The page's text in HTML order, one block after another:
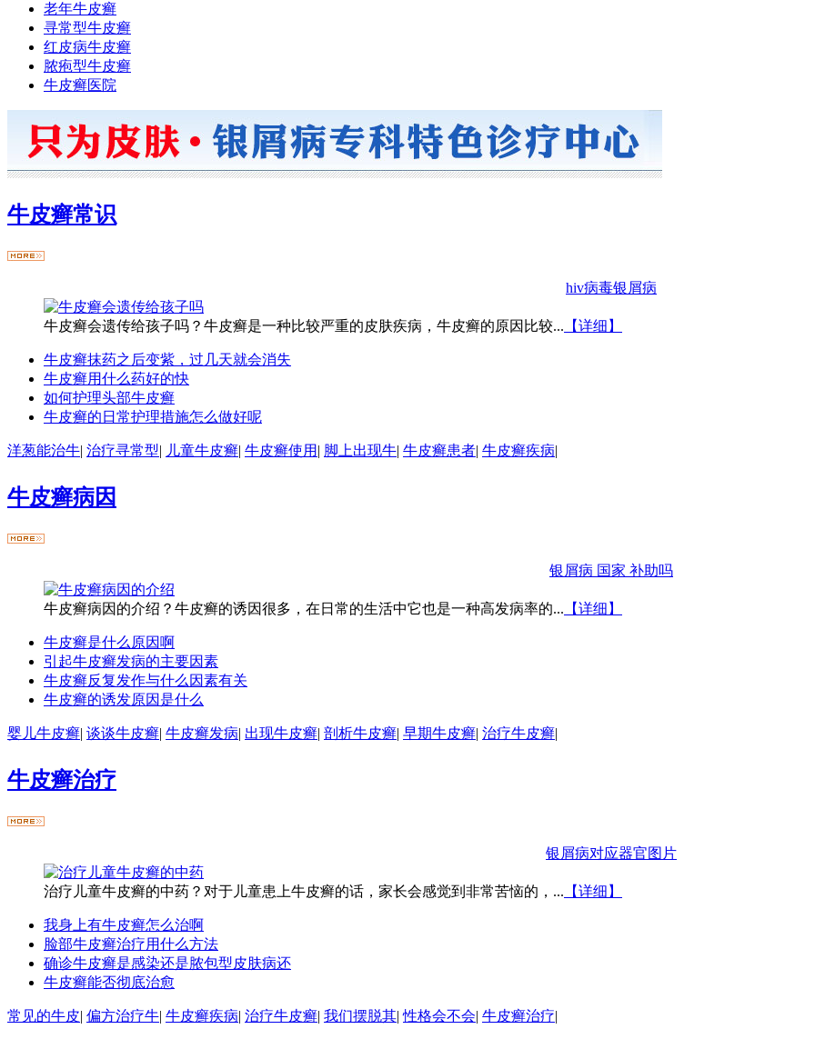
老年牛皮癣
寻常型牛皮癣
红皮病牛皮癣
脓疱型牛皮癣
牛皮癣医院
牛皮癣常识
hiv病毒银屑病
牛皮癣会遗传给孩子吗？牛皮癣是一种比较严重的皮肤疾病，牛皮癣的原因比较... 【详细】
牛皮癣抹药之后变紫，过几天就会消失
牛皮癣用什么药好的快
如何护理头部牛皮癣
牛皮癣的日常护理措施怎么做好呢
洋葱能治牛| 治疗寻常型| 儿童牛皮癣| 牛皮癣使用 | 脚上出现牛| 牛皮癣患者| 牛皮癣疾病|
牛皮癣病因
银屑病 国家 补助吗
牛皮癣病因的介绍？牛皮癣的诱因很多，在日常的生活中它也是一种高发病率的... 【详细】
牛皮癣是什么原因啊
引起牛皮癣发病的主要因素
牛皮癣反复发作与什么因素有关
牛皮癣的诱发原因是什么
婴儿牛皮癣| 谈谈牛皮癣| 牛皮癣发病| 出现牛皮癣| 剖析牛皮癣| 早期牛皮癣| 治疗牛皮癣|
牛皮癣治疗
银屑病对应器官图片
治疗儿童牛皮癣的中药？对于儿童患上牛皮癣的话，家长会感觉到非常苦恼的，... 【详细】
我身上有牛皮癣怎么治啊
脸部牛皮癣治疗用什么方法
确诊牛皮癣是感染还是脓包型皮肤病还
牛皮癣能否彻底治愈
常见的牛皮| 偏方治疗牛| 牛皮癣疾病| 治疗牛皮癣| 我们摆脱其|性格会不会| 牛皮癣治疗|